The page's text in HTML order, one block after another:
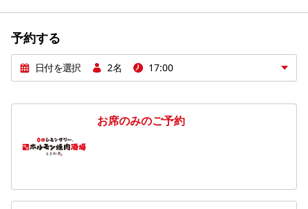
予約する
日付を選択 2名 17:00
お席のみのご予約